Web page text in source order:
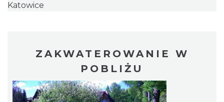
Katowice
ZAKWATEROWANIE W
POBLIŻU